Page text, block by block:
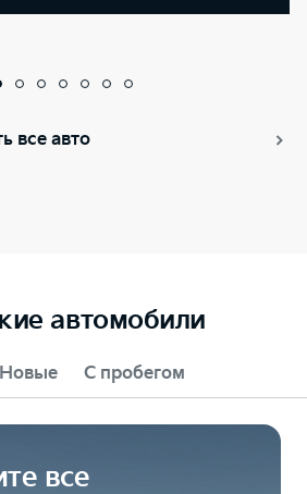
все авто
автомобили
Новые С пробегом
все